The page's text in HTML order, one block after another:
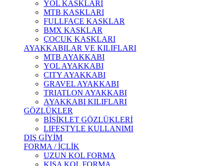
YOL KASKLARI
MTB KASKLARI
FULLFACE KASKLAR
BMX KASKLAR
ÇOCUK KASKLARI
AYAKKABILAR VE KILIFLARI
MTB AYAKKABI
YOL AYAKKABI
CITY AYAKKABI
GRAVEL AYAKKABI
TRIATLON AYAKKABI
AYAKKABI KILIFLARI
GÖZLÜKLER
BİSİKLET GÖZLÜKLERİ
LIFESTYLE KULLANIMI
DIŞ GİYİM
FORMA / İÇLİK
UZUN KOL FORMA
KISA KOL FORMA